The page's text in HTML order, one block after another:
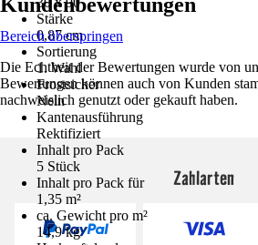
Stärke
0,87 cm
Sortierung
1. Wahl
Frostsicher
Nein
Kantenausführung
Rektifiziert
Inhalt pro Pack
5 Stück
Inhalt pro Pack für
1,35 m²
ca. Gewicht pro m²
14,9 kg
Bereich überspringen
Die Echtheit der Bewertungen wurde von
Bewertungen können auch von Kunden
nachweislich genutzt oder gekauft haben.
Zahlarten